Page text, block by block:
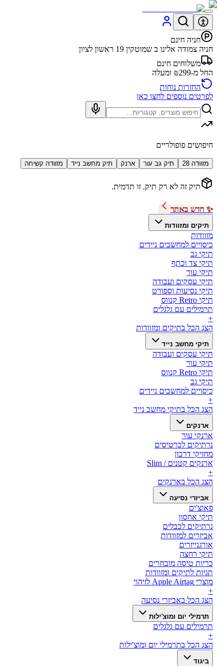
חניה חינם
חניה צמודה אלינו ב שמוטקין 19 ראשון לציון
משלוחים חינם
החל מ-₪299 ומעלה
החזרות נוחות
לפרטים נוספים לחצו כאן
חיפושים פופולריים
מזוודה 28 תיק גב עור ארנק תיק מחשב נייד מזוודה קשיחה
תיק זה לא רק תיק. זו תדמית.
✨ חדש באתר
תיקים ומזוודות
מזוודות
כיסויים למחשבים ניידים
תיקי גב
תיקי צד וכתף
תיקי עור
תיקי עסקים ועבודה
תיקי נסיעות וספורט
תיקי Retro קנווס
תרמילים עם גלגלים
+
הצג הכל בתיקים ומזוודות
תיקי מחשב נייד
תיקי עסקים ועבודה
תיקי עור
תיקי Retro קנווס
תיקי גב
כיסויים למחשבים ניידים
+
הצג הכל בתיקי מחשב נייד
ארנקים
ארנקי עור
נרתיקים לכרטיסים
מחזיקי דרכון
ארנקים קטנים / Slim
+
הצג הכל בארנקים
אביזרי נסיעה
פאוצ'ים
תיקי אחסון
נרתיקים לכבלים
אביזרים למזוודות
אורגנייזרים
תיקי רחצה
כריות טיסה מובחרים
תגיות לתיקים ומזוודות
מוצרי Apple Airtag לזיהוי
+
הצג הכל באביזרי נסיעה
תרמילי יום ומוצ'ילות
תרמילים עם גלגלים
+
הצג הכל בתרמילי יום ומוצ'ילות
ביגוד